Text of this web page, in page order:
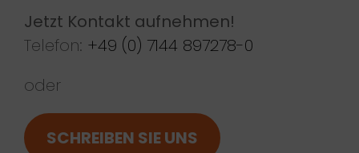
Jetzt Kontakt aufnehmen!
Telefon: +49 (0) 7144 897278-0
oder
SCHREIBEN SIE UNS